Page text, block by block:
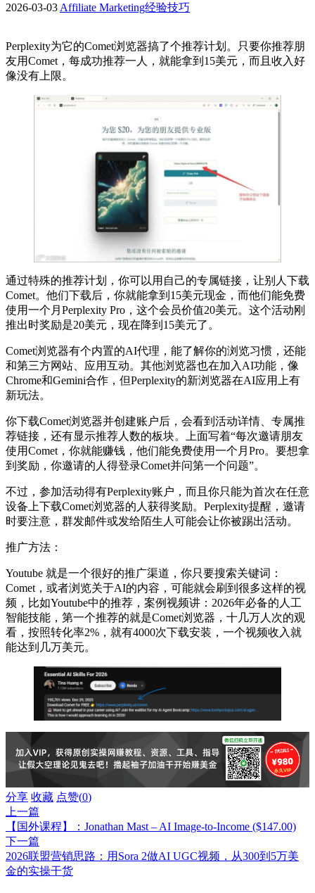
2026-03-03 Affiliate Marketing经验技巧
Perplexity为它的Comet浏览器搞了个推荐计划。只要你推荐朋
友用Comet，每成功推荐一人，就能拿到15美元，而且收入好
像没有上限。
通过特殊的推荐计划，你可以用自己的专属链接，让别人下载
Comet。他们下载后，你就能拿到15美元现金，而他们能免费
使用一个月Perplexity Pro，这个会员价值20美元。这个活动刚
推出时奖励是20美元，现在降到15美元了。
Comet浏览器有个内置的AI代理，能了解你的浏览习惯，还能
和第三方网站、应用互动。其他浏览器也在加入AI功能，像
Chrome和Gemini合作，但Perplexity的新浏览器在AI应用上有
新玩法。
你下载Comet浏览器并创建账户后，会看到活动详情、专属推
荐链接，还有显示推荐人数的板块。上面写着“每次邀请朋友
使用Comet，你就能赚钱，他们能免费使用一个月Pro。要想拿
到奖励，你邀请的人得登录Comet并问第一个问题”。
不过，参加活动得有Perplexity账户，而且你只能为首次在任意
设备上下载Comet浏览器的人获得奖励。Perplexity提醒，邀请
时要注意，群发邮件或发给陌生人可能会让你被踢出活动。
推广方法：
Youtube 就是一个很好的推广渠道，你只要搜索关键词：
Comet，或者浏览关于AI的内容，可能就会刷到很多这样的视
频，比如Youtube中的推荐，案例视频讲：2026年必备的人工
智能技能，第一个推荐的就是Comet浏览器，十几万人次的观
看，按照转化率2%，就有4000次下载安装，一个视频收入就
能达到几万美元。
分享 收藏 点赞(0)
上一篇
【国外课程】：Jonathan Mast – AI Image-to-Income ($147.00)
下一篇
2026联盟营销思路：用Sora 2做AI UGC视频，从300到5万美
金的实操干货